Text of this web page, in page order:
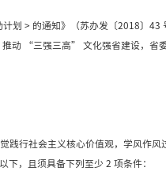
好我校江苏